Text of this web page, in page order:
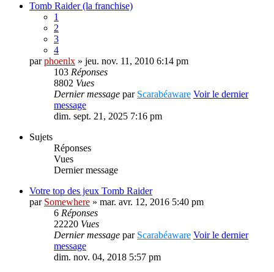
Tomb Raider (la franchise)
1
2
3
4
parphoenlx » jeu. nov. 11, 2010 6:14 pm
103 Réponses
8802 Vues
Dernier message par Scarabéaware Voir le dernier
message
dim. sept. 21, 2025 7:16 pm
Sujets
Réponses
Vues
Dernier message
Votre top des jeux Tomb Raider
par Somewhere » mar. avr. 12, 2016 5:40 pm
6 Réponses
22220 Vues
Dernier message par Scarabéaware Voir le dernier
message
dim. nov. 04, 2018 5:57 pm